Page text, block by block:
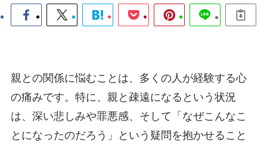
親との関係に悩むことは、多くの人が経験する心
の痛みです。特に、親と疎遠になるという状況
は、深い悲しみや罪悪感、そして「なぜこんなこ
とになったのだろう」という疑問を抱かせること